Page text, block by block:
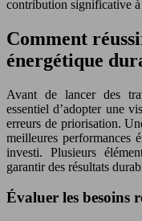
contribution significative
Comment
énergétique
Avant de lancer des
essentiel d’adopter une
erreurs de priorisation.
meilleures performances
investi. Plusieurs
garantir des résultats
Évaluer les besoins